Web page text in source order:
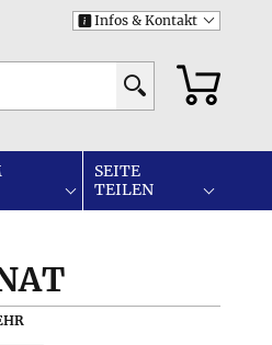
i Infos & Kontakt
SEITE
TEILEN